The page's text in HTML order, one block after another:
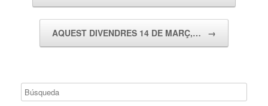
AQUEST DIVENDRES 14 DE MARÇ,… →